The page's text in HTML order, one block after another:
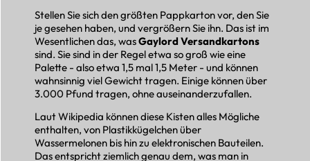
Stellen Sie sich den größten Pappkarton vor, den Sie
je gesehen haben, und vergrößern Sie ihn. Das ist im
Wesentlichen das, wasGaylord Versandkartons
sind. Sie sind in der Regel etwa so groß wie eine
Palette - also etwa 1,5 mal 1,5 Meter - und können
wahnsinnig viel Gewicht tragen. Einige können über
3.000 Pfund tragen, ohne auseinanderzufallen.
Laut Wikipedia können diese Kisten alles Mögliche
enthalten, von Plastikkügelchen über
Wassermelonen bis hin zu elektronischen Bauteilen.
Das entspricht ziemlich genau dem, was man in